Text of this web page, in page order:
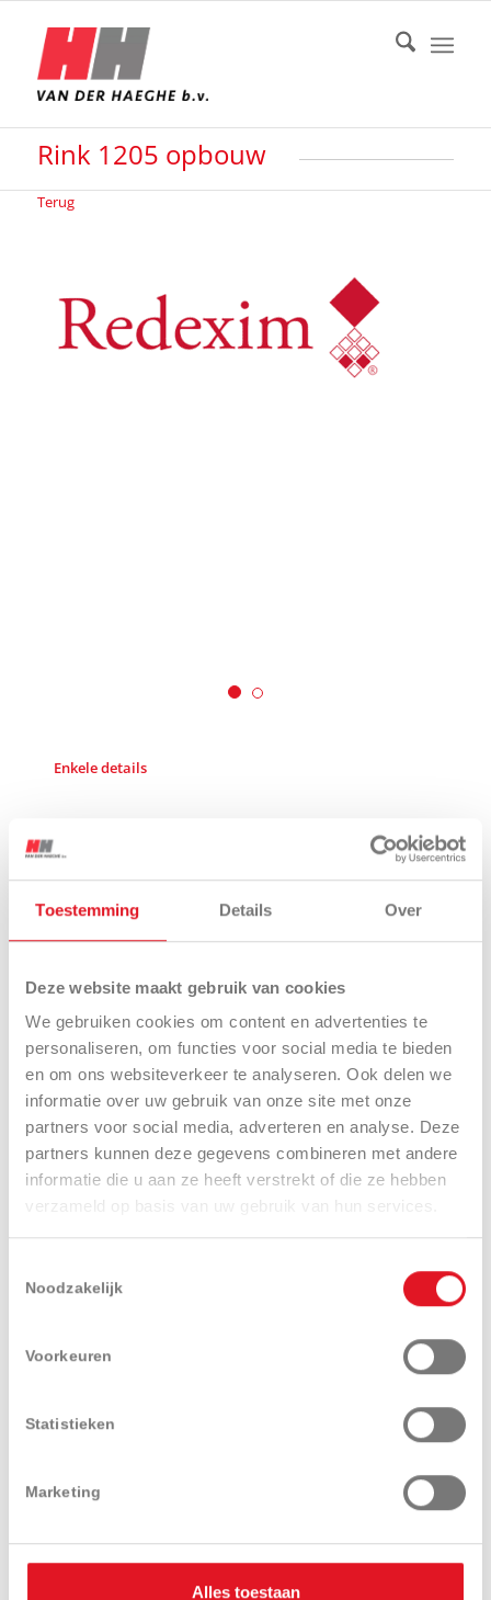
Toestemming Details Over
Deze website maakt gebruik van cookies
We gebruiken cookies om content en advertenties te
personaliseren, om functies voor social media te bieden
en om ons websiteverkeer te analyseren. Ook delen we
informatie over uw gebruik van onze site met onze
partners voor social media, adverteren en analyse. Deze
partners kunnen deze gegevens combineren met andere
informatie die u aan ze heeft verstrekt of die ze hebben
verzameld op basis van uw gebruik van hun services.
Noodzakelijk
Voorkeuren
Statistieken
Marketing
Alles toestaan
Rink 1205 opbouw
Terug
Enkele details
werkvoertuigen
schijfstrooier optie
INTERACTIES
Zoek een dealer Adviesaanvraag
Aanvraag demo Catalogusaanvraag